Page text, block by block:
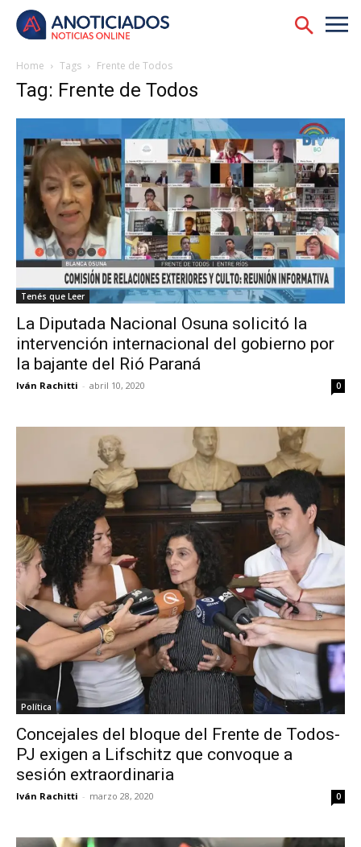
Home Tags Frente de Todos
Tag: Frente de Todos
Tenés que Leer
La Diputada Nacional Osuna solicitó la
intervención internacional del gobierno por
la bajante del Rió Paraná
Iván Rachitti - abril 10, 2020 0
Política
Concejales del bloque del Frente de Todos-
PJ exigen a Lifschitz que convoque a
sesión extraordinaria
Iván Rachitti - marzo 28, 2020 0